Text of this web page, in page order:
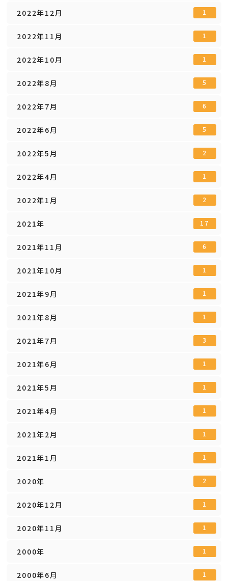
2022年12月 1
2022年11月 1
2022年10月 1
2022年8月 5
2022年7月 6
2022年6月 5
2022年5月 2
2022年4月 1
2022年1月 2
2021年 17
2021年11月 6
2021年10月 1
2021年9月 1
2021年8月 1
2021年7月 3
2021年6月 1
2021年5月 1
2021年4月 1
2021年2月 1
2021年1月 1
2020年 2
2020年12月 1
2020年11月 1
2000年 1
2000年6月 1